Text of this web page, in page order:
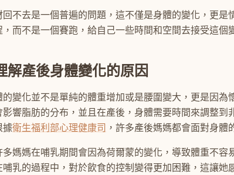
回不去是一個普遍的問題，這不僅是身體的變化，更是
，而不是一個賽跑，給自己一些時間和空間去接受這個
解產後身體變化的原因
的變化並不是單純的體重增加或是腰圍變大，更是因為
影響脂肪的分布，並且在產後，身體需要時間來調整到
據衛生福利部心理健康司 ，許多產後媽媽都會面對身體
多媽媽在哺乳期間會因為荷爾蒙的變化，導致體重不容
哺乳的過程中，對於飲食的控制變得更加困難，這讓她